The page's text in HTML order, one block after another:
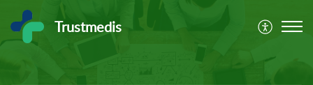
Trustmedis